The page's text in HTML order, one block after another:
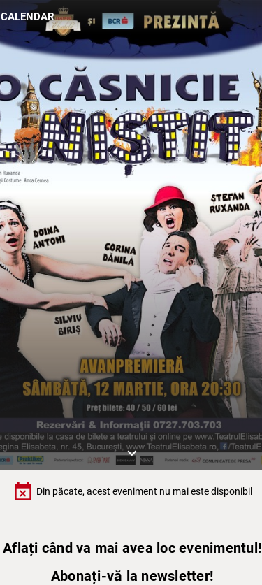
CALENDAR
keyboard_arrow_down
event_busy Din păcate, acest eveniment nu mai este disponibil
Aflați când va mai avea loc evenimentul!
Abonați-vă la newsletter!